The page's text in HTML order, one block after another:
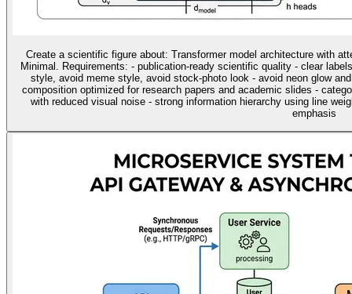
Create a scientific figure about: Transformer model architecture with
Minimal. Requirements: - publication-ready scientific quality - clear
style, avoid meme style, avoid stock-photo look - avoid neon glow
composition optimized for research papers and academic slides -
with reduced visual noise - strong information hierarchy using line
emphasis